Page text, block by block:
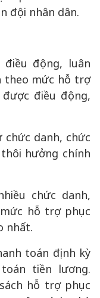
đội nhân dân.
động, luân
theo mức hỗ trợ
điều động,
danh, chức
hưởng chính
chức danh,
hỗ trợ phục
nhất.
toán định kỳ
tiền lương.
hỗ trợ phục